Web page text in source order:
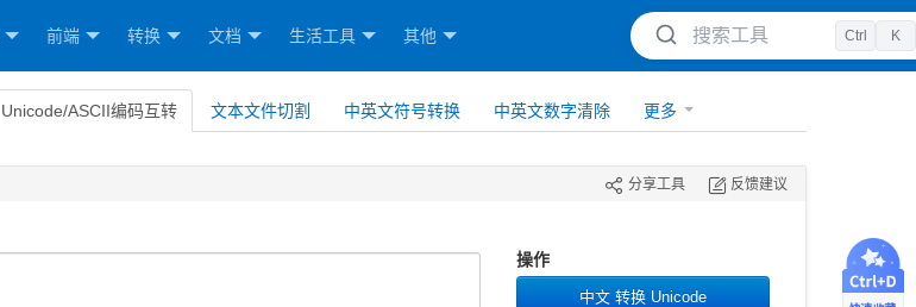
前端 转换 文档 生活工具 其他 搜索工具 Ctrl K
Unicode/ASCII编码互转 文本文件切割 中英文符号转换 中英文数字清除 更多
分享工具 反馈建议
操作
中文 转换 Unicode